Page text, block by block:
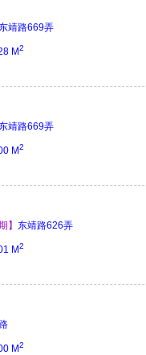
靖路669弄
M2
靖路669弄
M2
】 东靖路626弄
M2
M2